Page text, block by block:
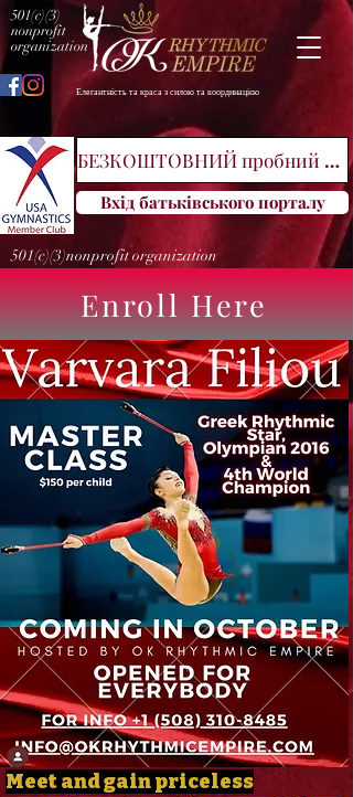
Елегантність та краса з силою та координацією
БЕЗКОШТОВНИЙ пробний клас
501(c)(3)
nonprofit
organization
Вхід батьківського порталу
501(c)(3)nonprofit organization
Enroll Here
Meet and gain priceless